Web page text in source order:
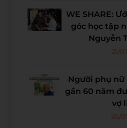
WE SHARE:
góc học tập
Nguyễn
21/
Người phụ
gần 60 năm
vợ
20/